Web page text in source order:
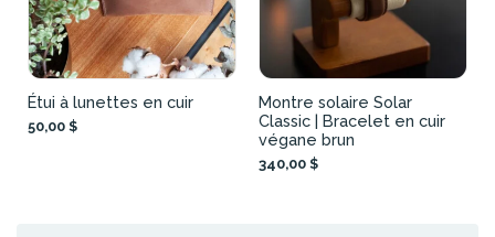
Étui à lunettes en cuir
50,00 $
Montre solaire Solar
Classic | Bracelet en cuir
végane brun
340,00 $